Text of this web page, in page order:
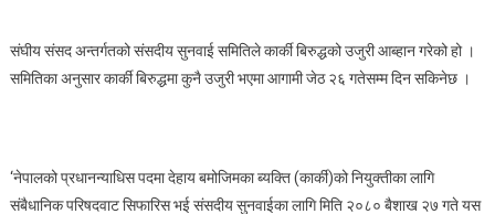
जेठ
२६
संघीय संसद अन्तर्गतको संसदीय सुनवाई समितिले कार्की बिरुद्धको उजुरी आब्हान गरेको हो ।
समितिका अनुसार कार्की बिरुद्धमा कुनै उजुरी भएमा आगामी जेठ २६ गतेसम्म दिन सकिनेछ ।
‘नेपालको प्रधानन्याधिस पदमा देहाय बमोजिमका ब्यक्ति (कार्की)को नियुक्तीका लागि
संबैधानिक परिषदवाट सिफारिस भई संसदीय सुनवाईका लागि मिति २०८० बैशाख २७ गते यस